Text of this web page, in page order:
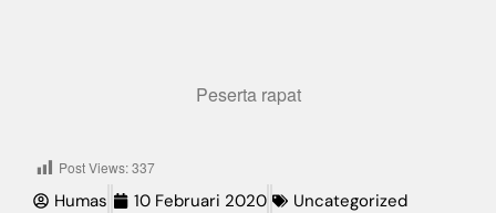
Peserta rapat
Post Views:337
Humas 10 Februari 2020 Uncategorized